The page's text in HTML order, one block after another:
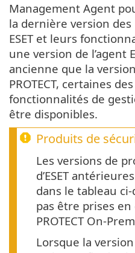
Management Agent
la dernière version
ESET et leurs
une version de l’agent
ancienne que la
PROTECT, certaines
fonctionnalités de
être disponibles.
Produits de
Les versions de
d’ESET
dans le tableau
pas être prises en
PROTECT On-
Lorsque la